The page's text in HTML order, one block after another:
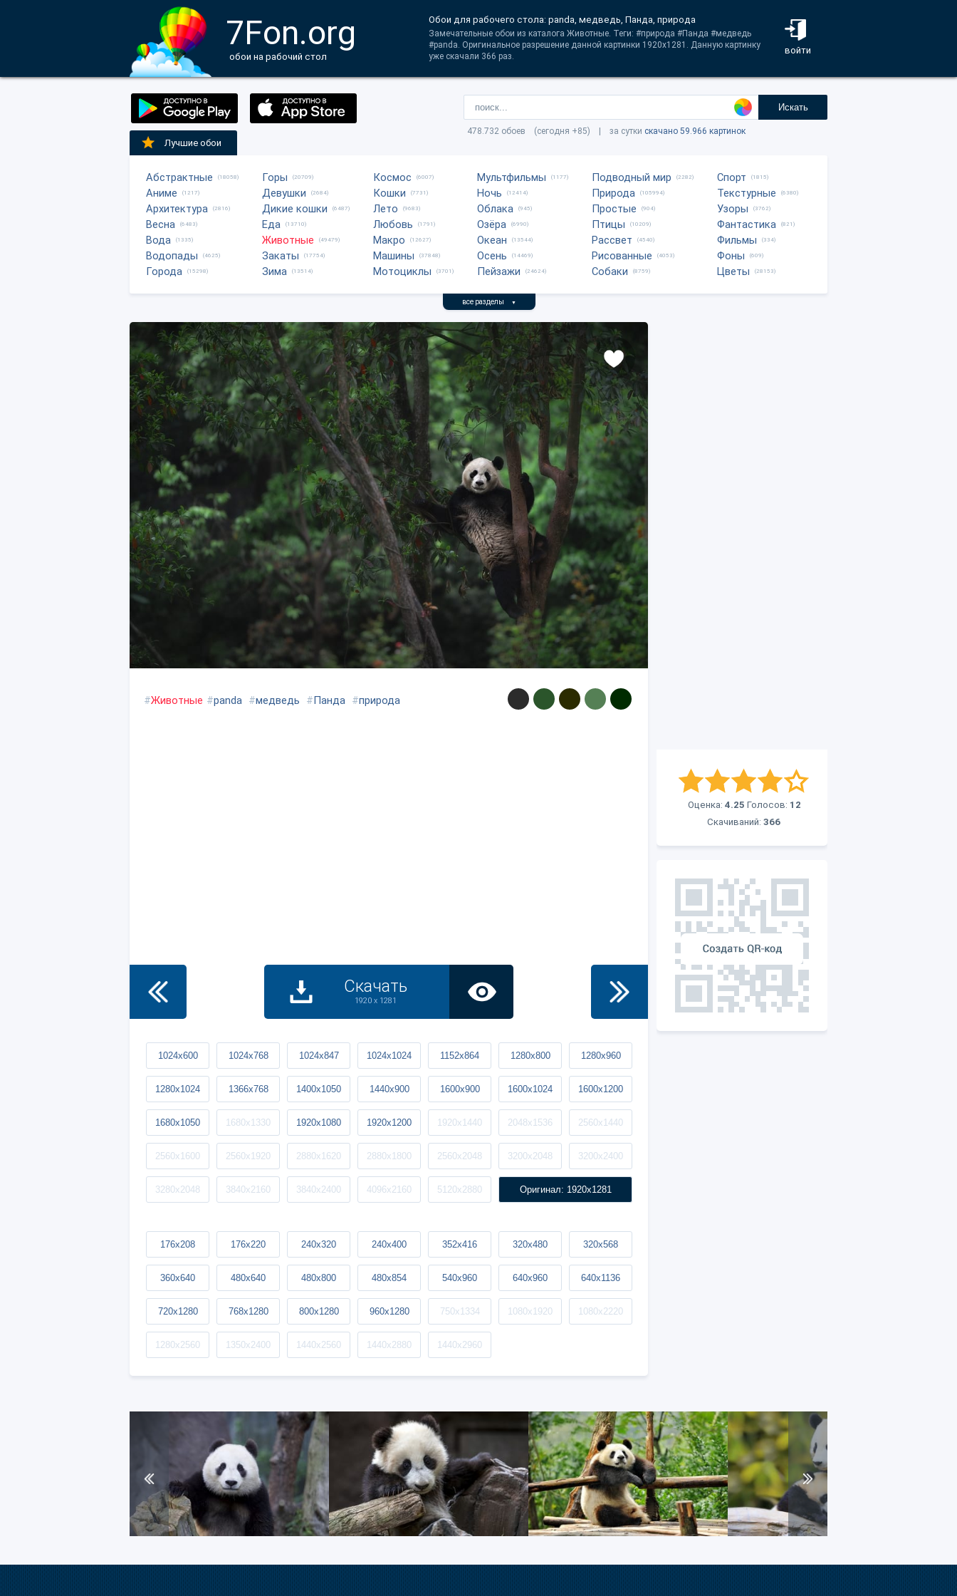
7Fon.org
обои на рабочий стол
войти
Обои для рабочего стола: panda, медведь, Панда, природа
Замечательные обои из каталога Животные. Теги: #природа #Панда #медведь
#panda. Оригинальное разрешение данной картинки 1920x1281. Данную картинку
уже скачали 366 раз.
Искать
478.732 обоев (сегодня +85) | за сутки скачано 59.966 картинок
Лучшие обои
Абстрактные (18058)
Аниме (1217)
Архитектура (2816)
Весна (6483)
Вода (1335)
Водопады (4625)
Города (15298)
Горы (20709)
Девушки (2684)
Дикие кошки (6487)
Еда (13710)
Животные (49479)
Закаты (17754)
Зима (13514)
Космос (6007)
Кошки (7731)
Лето (9683)
Любовь (1791)
Макро (12627)
Машины (37848)
Мотоциклы (3701)
Мультфильмы (1177)
Ночь (12414)
Облака (945)
Озёра (6990)
Океан (13544)
Осень (14469)
Пейзажи (24624)
Подводный мир (2282)
Природа (105994)
Простые (904)
Птицы (10209)
Рассвет (4540)
Рисованные (4053)
Собаки (8759)
Спорт (1815)
Текстурные (6380)
Узоры (3762)
Фантастика (821)
Фильмы (334)
Фоны (609)
Цветы (28153)
все разделы ▼
Оценка: 4.25 Голосов: 12
Скачиваний: 366
#Животные #panda #медведь #Панда #природа
Скачать
1920 x 1281
1024x600 1024x768 1024x847 1024x1024 1152x864 1280x800 1280x960
1280x1024 1366x768 1400x1050 1440x900 1600x900 1600x1024 1600x1200
1680x1050 1680x1330 1920x1080 1920x1200 1920x1440 2048x1536 2560x1440
2560x1600 2560x1920 2880x1620 2880x1800 2560x2048 3200x2048 3200x2400
3280x2048 3840x2160 3840x2400 4096x2160 5120x2880 Оригинал: 1920x1281
176x208 176x220 240x320 240x400 352x416 320x480 320x568
360x640 480x640 480x800 480x854 540x960 640x960 640x1136
720x1280 768x1280 800x1280 960x1280 750x1334 1080x1920 1080x2220
1280x2560 1350x2400 1440x2560 1440x2880 1440x2960